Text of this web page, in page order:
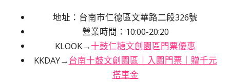
地址：台南市仁德區文華路二段326號
營業時間：10:00-20:20
KLOOK→十鼓仁糖文創園區門票優惠
KKDAY→台南十鼓文創園區｜入園門票｜贈千元
搭車金